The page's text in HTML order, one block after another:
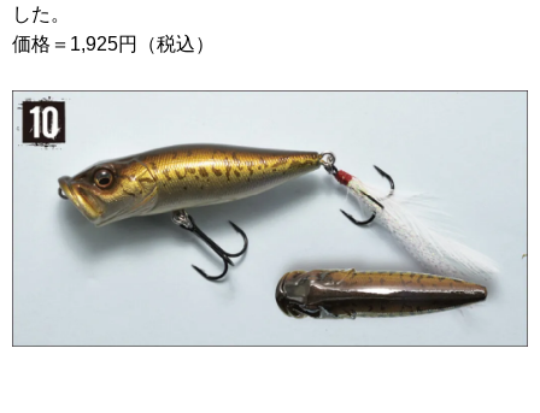
した。
価格＝1,925円（税込）